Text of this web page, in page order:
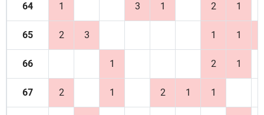
64 1 3 1 2 1
65 2 3 1 1
66 1 2 1
67 2 1 2 1 1